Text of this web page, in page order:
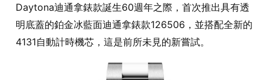
Daytona迪通拿錶款誕生60週年之際，首次推出具有透
明底蓋的鉑金冰藍面迪通拿錶款126506，並搭配全新的
4131自動計時機芯，這是前所未見的新嘗試。